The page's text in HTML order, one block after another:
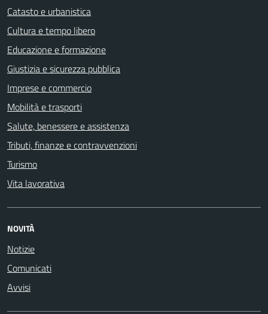
Catasto e urbanistica
Cultura e tempo libero
Educazione e formazione
Giustizia e sicurezza pubblica
Imprese e commercio
Mobilità e trasporti
Salute, benessere e assistenza
Tributi, finanze e contravvenzioni
Turismo
Vita lavorativa
NOVITÀ
Notizie
Comunicati
Avvisi